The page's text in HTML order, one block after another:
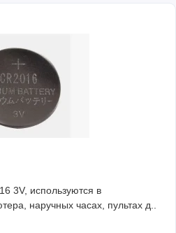
3V, используются в
наручных часах, пультах д..